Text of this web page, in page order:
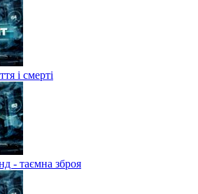
і смерті
- таємна зброя